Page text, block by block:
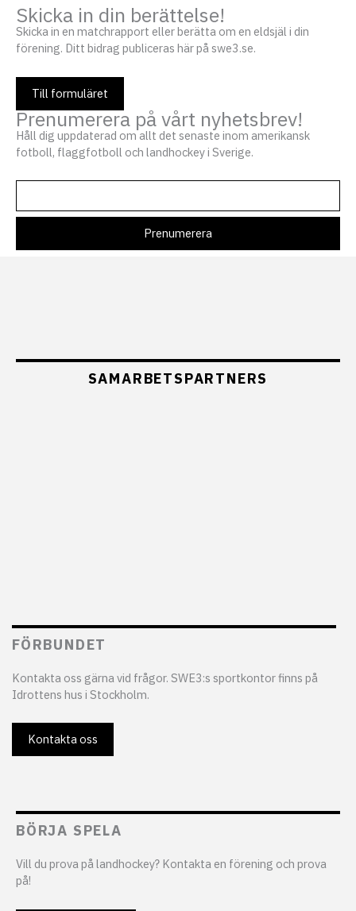
Skicka in din berättelse!
Skicka in en matchrapport eller berätta om en eldsjäl i din
förening. Ditt bidrag publiceras här på swe3.se.
Till formuläret
Prenumerera på vårt nyhetsbrev!
Håll dig uppdaterad om allt det senaste inom amerikansk
fotboll, flaggfotboll och landhockey i Sverige.
SAMARBETSPARTNERS
FÖRBUNDET
Kontakta oss gärna vid frågor. SWE3:s sportkontor finns på
Idrottens hus i Stockholm.
Kontakta oss
BÖRJA SPELA
Vill du prova på landhockey? Kontakta en förening och prova
på!